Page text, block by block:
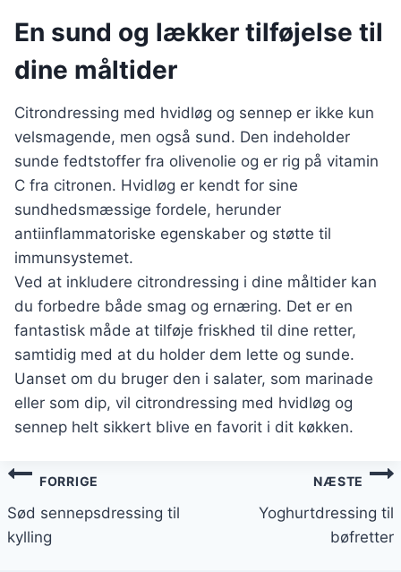
En sund og lækker tilføjelse til
dine måltider
Citrondressing med hvidløg og sennep er ikke kun
velsmagende, men også sund. Den indeholder
sunde fedtstoffer fra olivenolie og er rig på vitamin
C fra citronen. Hvidløg er kendt for sine
sundhedsmæssige fordele, herunder
antiinflammatoriske egenskaber og støtte til
immunsystemet.
Ved at inkludere citrondressing i dine måltider kan
du forbedre både smag og ernæring. Det er en
fantastisk måde at tilføje friskhed til dine retter,
samtidig med at du holder dem lette og sunde.
Uanset om du bruger den i salater, som marinade
eller som dip, vil citrondressing med hvidløg og
sennep helt sikkert blive en favorit i dit køkken.
Indlægsnavigation
FORRIGE
Sød sennepsdressing til
kylling
NÆSTE
Yoghurtdressing til
bøfretter